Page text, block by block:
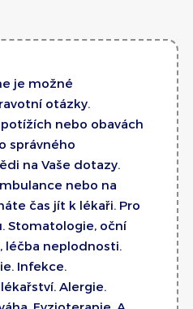
je možné
otázky.
nebo obavách
správného
na Vaše dotazy.
nebo na
čas jít k lékaři. Pro
Stomatologie, oční
léčba neplodnosti.
Infekce.
Alergie.